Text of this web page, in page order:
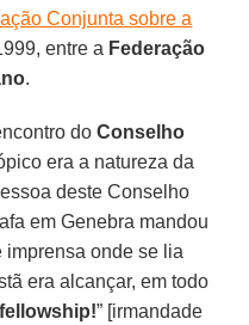
Conjunta sobre a
entre a Federação
.
doConselho
era a natureza da
deste Conselho
em Genebra mandou
imprensa onde se lia
era alcançar, em todo
” [irmandade